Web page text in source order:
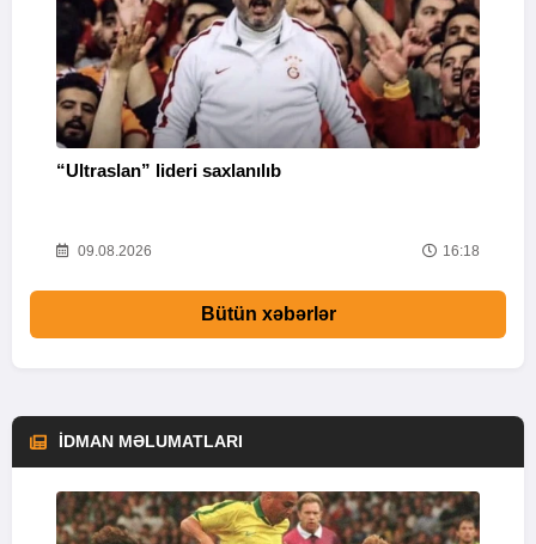
“Ultraslan” lideri saxlanılıb
09.08.2026 16:18
Bütün xəbərlər
İDMAN MƏLUMATLARI